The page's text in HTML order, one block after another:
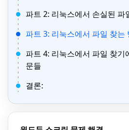
파트 2: 리눅스에서 손실된 파
파트 3: 리눅스에서 파일 찾는
파트 4: 리눅스에서 파일 찾기
문들
결론: